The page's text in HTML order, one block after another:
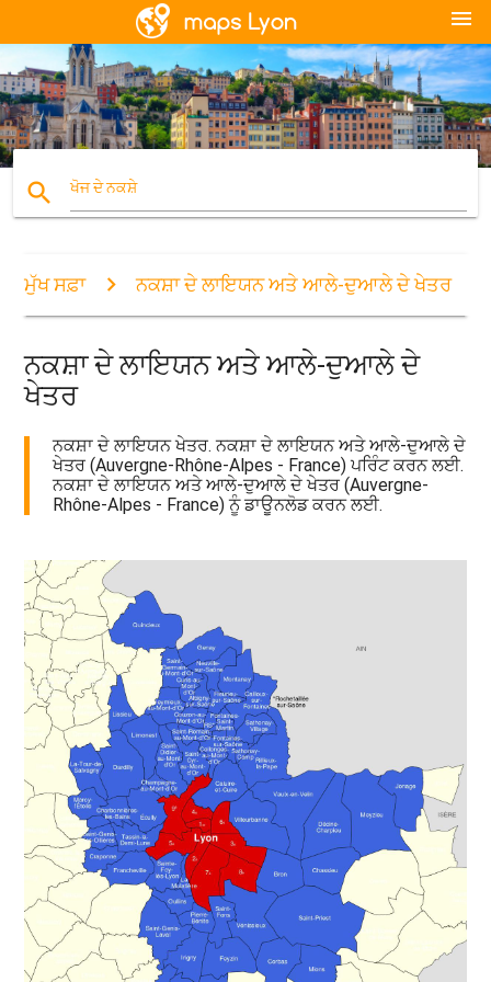
menu
search ਖੋਜ ਦੇ ਨਕਸ਼ੇ
ਮੁੱਖ ਸਫ਼ਾ ਨਕਸ਼ਾ ਦੇ ਲਾਇਯਨ ਅਤੇ ਆਲੇ-ਦੁਆਲੇ ਦੇ ਖੇਤਰ
ਨਕਸ਼ਾ ਦੇ ਲਾਇਯਨ ਅਤੇ ਆਲੇ-ਦੁਆਲੇ ਦੇ
ਖੇਤਰ
ਨਕਸ਼ਾ ਦੇ ਲਾਇਯਨ ਖੇਤਰ. ਨਕਸ਼ਾ ਦੇ ਲਾਇਯਨ ਅਤੇ ਆਲੇ-ਦੁਆਲੇ ਦੇ
ਖੇਤਰ (Auvergne-Rhône-Alpes - France) ਪਰਿੰਟ ਕਰਨ ਲਈ.
ਨਕਸ਼ਾ ਦੇ ਲਾਇਯਨ ਅਤੇ ਆਲੇ-ਦੁਆਲੇ ਦੇ ਖੇਤਰ (Auvergne-
Rhône-Alpes - France) ਨੂੰ ਡਾਊਨਲੋਡ ਕਰਨ ਲਈ.